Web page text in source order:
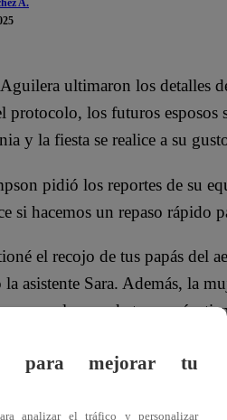
A.
ultimaron los detalles
protocolo, los futuros esposos
y la fiesta se realice a su
pidió los reportes de su
si hacemos un repaso rápido
el recojo de tus papás del
asistente Sara. Además, la
a la casa de tus papás,
de Sara para Isabela
“También, ya está”, fue lo
para mejorar tu
analizar el tráfico y personalizar